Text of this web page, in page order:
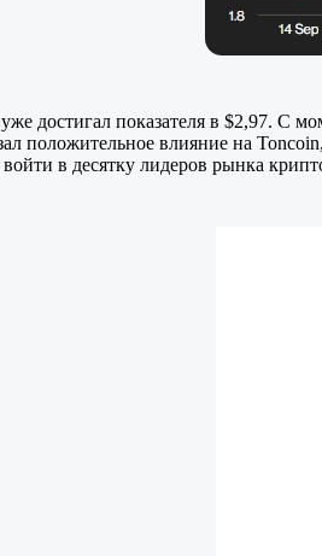
достигал показателя в $2,97. С
положительное влияние на
в десятку лидеров рынка